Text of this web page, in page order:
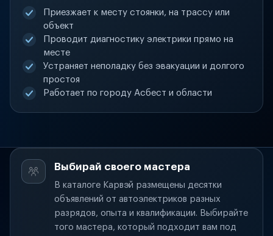
Приезжает к месту стоянки, на трассу или
объект
Проводит диагностику электрики прямо на
месте
Устраняет неполадку без эвакуации и долгого
простоя
Работает по городу Асбест и области
Выбирай своего мастера
В каталоге Карвэй размещены десятки
объявлений от автоэлектриков разных
разрядов, опыта и квалификации. Выбирайте
того мастера, который подходит вам под